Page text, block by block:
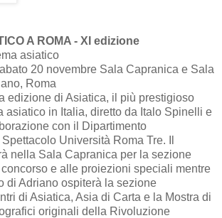
A ROMA - XI edizione
asiatico
20 novembre Sala Capranica e Sala
Roma
edizione di Asiatica, il più prestigioso
asiatico in Italia, diretto da Italo Spinelli e
con il Dipartimento
Università Roma Tre. Il
nella Sala Capranica per la sezione
e alle proiezioni speciali mentre
di Adriano ospiterà la sezione
di Asiatica, Asia di Carta e la Mostra di
originali della Rivoluzione